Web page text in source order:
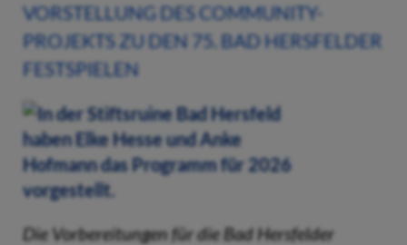
VORSTELLUNG DES COMMUNITY-
PROJEKTS ZU DEN 75. BAD HERSFELDER
FESTSPIELEN
Die Vorbereitungen für die Bad Hersfelder